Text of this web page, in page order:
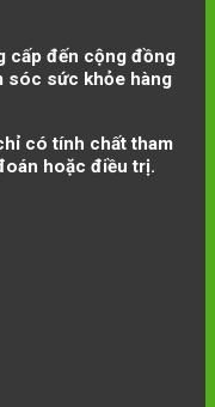
cấp đến cộng đồng
sóc sức khỏe hàng
có tính chất tham
hoặc điều trị.